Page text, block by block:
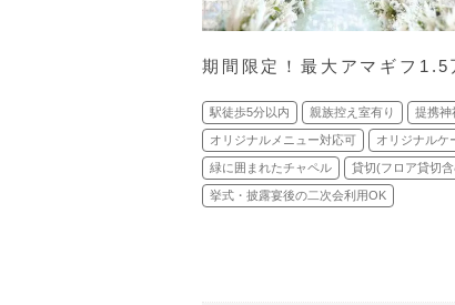
期間限定！最大アマギフ
駅徒歩5分以内 親族控え室有り 提携神
オリジナルメニュー対応可 オリジナルケ
緑に囲まれたチャペル 貸切(フロア貸切
挙式・披露宴後の二次会利用OK